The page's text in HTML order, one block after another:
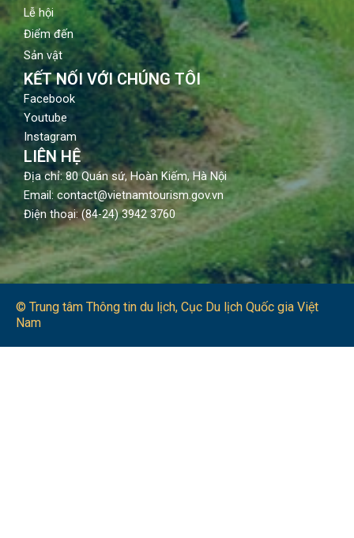
Lễ hội
Điểm đến
Sản vật
KẾT NỐI VỚI CHÚNG TÔI
Facebook
Youtube
Instagram
LIÊN HỆ
Địa chỉ: 80 Quán sứ, Hoàn Kiếm, Hà Nội
Email: contact@vietnamtourism.gov.vn
Điện thoại: (84-24) 3942 3760
© Trung tâm Thông tin du lịch​, Cục Du lịch Quốc gia Việt
Nam